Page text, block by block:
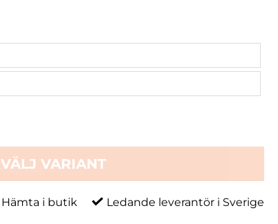
VÄLJ VARIANT
Hämta i butik Ledande leverantör i Sverige